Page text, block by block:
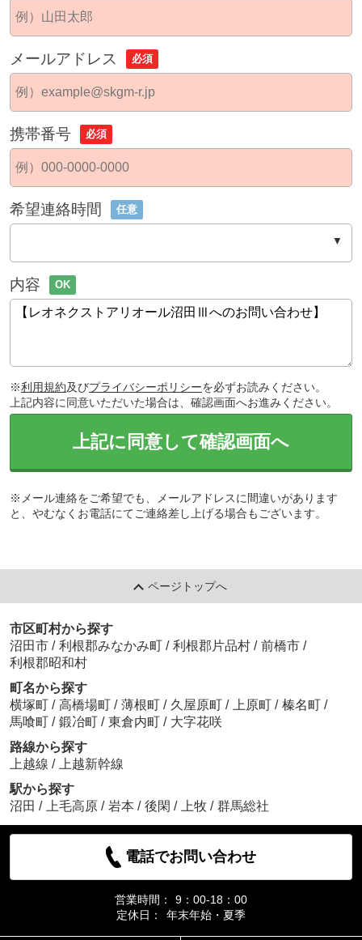
メールアドレス 必須
携帯番号 必須
希望連絡時間 任意
内容 OK
※利用規約及びプライバシーポリシーを必ずお読みください。
上記内容に同意いただいた場合は、確認画面へお進みください。
上記に同意して確認画面へ
※メール連絡をご希望でも、メールアドレスに間違いがあります
と、やむなくお電話にてご連絡差し上げる場合もございます。
ページトップへ
市区町村から探す
沼田市 / 利根郡みなかみ町 / 利根郡片品村 / 前橋市 /
利根郡昭和村
町名から探す
横塚町 / 高橋場町 / 薄根町 / 久屋原町 / 上原町 / 榛名町 /
馬喰町 / 鍛冶町 / 東倉内町 / 大字花咲
路線から探す
上越線 /
上越新幹線
駅から探す
沼田 / 上毛高原 / 岩本 / 後閑 / 上牧 / 群馬総社
電話でお問い合わせ
営業時間：
9：00-18：00
定休日：
年末年始・夏季